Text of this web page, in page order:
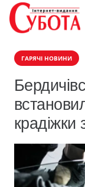
ГАРЯЧІ НОВИНИ
крадіжки